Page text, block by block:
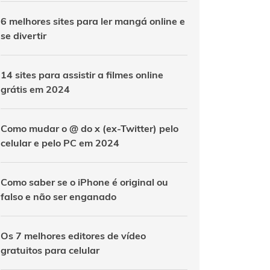
6 melhores sites para ler mangá online e
se divertir
14 sites para assistir a filmes online
grátis em 2024
Como mudar o @ do x (ex-Twitter) pelo
celular e pelo PC em 2024
Como saber se o iPhone é original ou
falso e não ser enganado
Os 7 melhores editores de vídeo
gratuitos para celular